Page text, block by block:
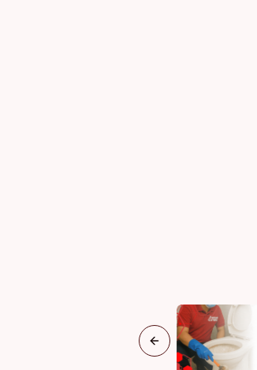
Previous slide